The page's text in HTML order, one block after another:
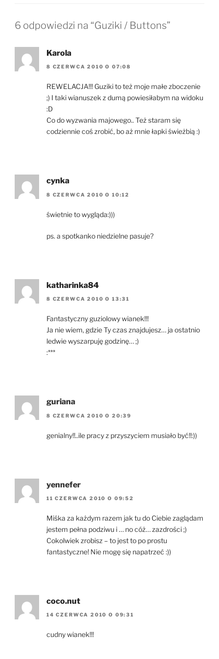
6 odpowiedzi na “Guziki / Buttons”
Karola
8 CZERWCA 2010 O 07:08
REWELACJA!!! Guziki to też moje małe zboczenie
;) I taki wianuszek z dumą powiesiłabym na widoku
:D
Co do wyzwania majowego.. Też staram się
codziennie coś zrobić, bo aż mnie łapki świeżbią :)
cynka
8 CZERWCA 2010 O 10:12
świetnie to wygląda:)))
ps. a spotkanko niedzielne pasuje?
katharinka84
8 CZERWCA 2010 O 13:31
Fantastyczny guziolowy wianek!!!
Ja nie wiem, gdzie Ty czas znajdujesz… ja ostatnio
ledwie wyszarpuję godzinę… ;)
:***
guriana
8 CZERWCA 2010 O 20:39
genialny!!..ile pracy z przyszyciem musiało być!!:))
yennefer
11 CZERWCA 2010 O 09:52
Miśka za każdym razem jak tu do Ciebie zaglądam
jestem pełna podziwu i … no cóż… zazdrości ;)
Cokolwiek zrobisz – to jest to po prostu
fantastyczne! Nie mogę się napatrzeć :))
coco.nut
14 CZERWCA 2010 O 09:31
cudny wianek!!!